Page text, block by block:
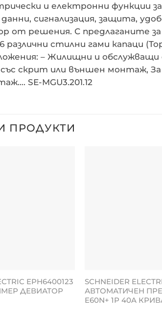
и електронни функции
данни, сигнализация, защита,
от решения. С предлаганите
различни стилни гами капаци
– Жилищни и обслужващи
скрит или външен монтаж, За
SE-MGU3.201.12
ПРОДУКТИ
EPH6400123
ДЕВИАТОР
SCHNEIDER
АВТОМАТИЧЕН
E60N+ 1P 40A